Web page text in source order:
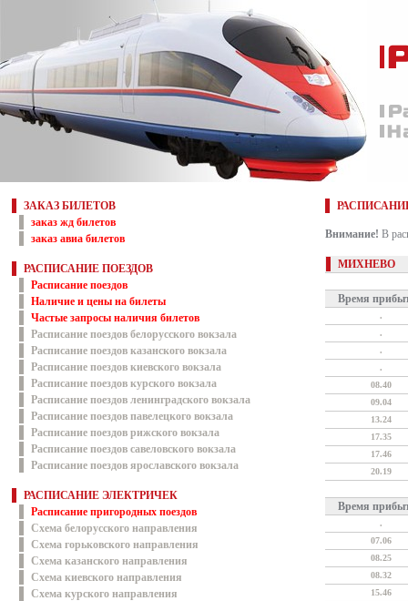
ЗАКАЗ БИЛЕТОВ
заказ жд билетов
заказ авиа билетов
РАСПИСАНИЕ ПОЕЗДОВ
Расписание поездов
Наличие и цены на билеты
Частые запросы наличия билетов
Расписание поездов белорусского вокзала
Расписание поездов казанского вокзала
Расписание поездов киевского вокзала
Расписание поездов курского вокзала
Расписание поездов ленинградского вокзала
Расписание поездов павелецкого вокзала
Расписание поездов рижского вокзала
Расписание поездов савеловского вокзала
Расписание поездов ярославского вокзала
РАСПИСАНИЕ ЭЛЕКТРИЧЕК
Расписание пригородных поездов
Схема белорусского направления
Схема горьковского направления
Схема казанского направления
Схема киевского направления
Схема курского направления
Внимание! В
МИХНЕВО
Время
.
.
.
.
08.40
09.04
13.24
17.35
17.46
20.19
Время
.
07.06
08.25
08.32
15.46